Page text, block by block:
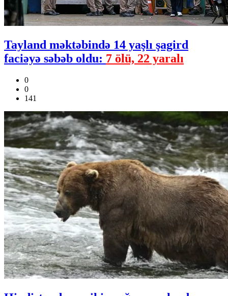
Tayland məktəbində 14 yaşlı şagird
faciəyə səbəb oldu: 7 ölü, 22 yaralı
0
0
141